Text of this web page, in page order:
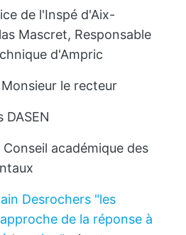
de l'Inspé d'Aix-
Mascret, Responsable
d'Ampric
le recteur
académique des
Desrochers "les
de la réponse à